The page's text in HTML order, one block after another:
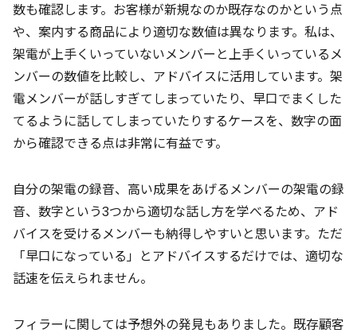
数も確認します。お客様が新規なのか既存なのかという点
や、案内する商品により適切な数値は異なります。私は、
架電が上手くいっていないメンバーと上手くいっているメ
ンバーの数値を比較し、アドバイスに活用しています。架
電メンバーが話しすぎてしまっていたり、早口でまくした
てるように話してしまっていたりするケースを、数字の面
から確認できる点は非常に有益です。
自分の架電の録音、高い成果をあげるメンバーの架電の録
音、数字という3つから適切な話し方を学べるため、アド
バイスを受けるメンバーも納得しやすいと思います。ただ
「早口になっている」とアドバイスするだけでは、適切な
話速を伝えられません。
フィラーに関しては予想外の発見もありました。既存顧客